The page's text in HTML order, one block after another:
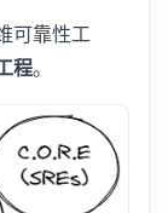
可靠性工
程。